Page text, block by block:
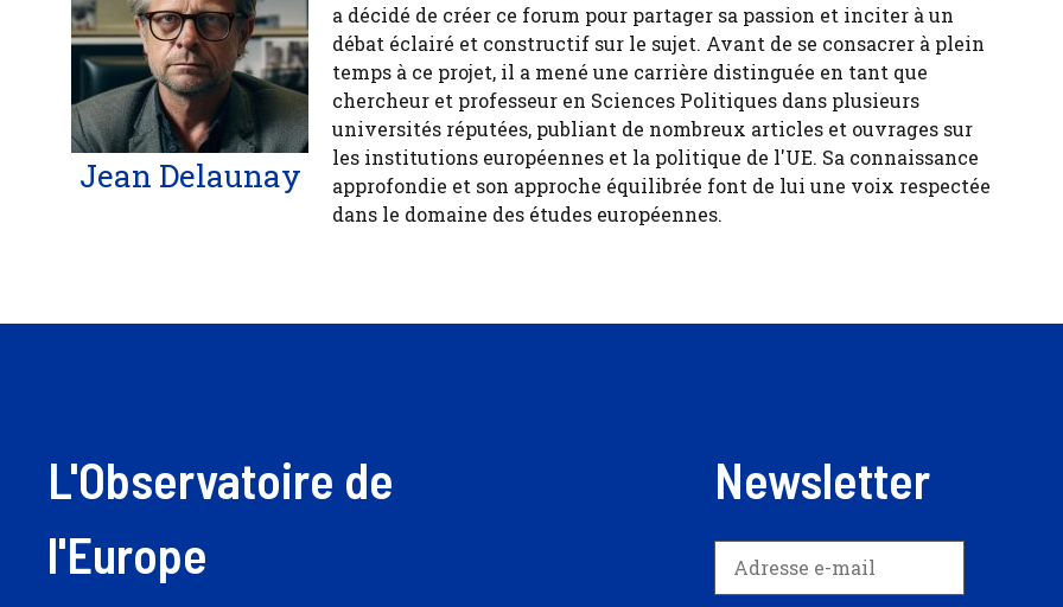
Jean Delaunay
a décidé de créer ce forum pour partager sa passion et inciter à un
débat éclairé et constructif sur le sujet. Avant de se consacrer à plein
temps à ce projet, il a mené une carrière distinguée en tant que
chercheur et professeur en Sciences Politiques dans plusieurs
universités réputées, publiant de nombreux articles et ouvrages sur
les institutions européennes et la politique de l'UE. Sa connaissance
approfondie et son approche équilibrée font de lui une voix respectée
dans le domaine des études européennes.
L'Observatoire de
l'Europe
Newsletter